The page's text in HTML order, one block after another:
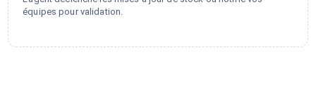
équipes pour validation.